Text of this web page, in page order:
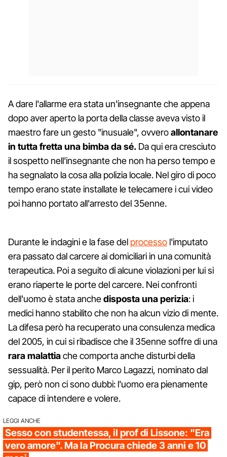
A dare l'allarme era stata un'insegnante che appena
dopo aver aperto la porta della classe aveva visto il
maestro fare un gesto "inusuale", ovveroallontanare
in tutta fretta una bimba da sé. Da qui era cresciuto
il sospetto nell'insegnante che non ha perso tempo e
ha segnalato la cosa alla polizia locale. Nel giro di poco
tempo erano state installate le telecamere i cui video
poi hanno portato all'arresto del 35enne.
Durante le indagini e la fase del processo l'imputato
era passato dal carcere ai domiciliari in una comunità
terapeutica. Poi a seguito di alcune violazioni per lui si
erano riaperte le porte del carcere. Nei confronti
dell'uomo è stata anchedisposta una perizia: i
medici hanno stabilito che non ha alcun vizio di mente.
La difesa però ha recuperato una consulenza medica
del 2005, in cui si ribadisce che il 35enne soffre di una
rara malattiache comporta anche disturbi della
sessualità. Per il perito Marco Lagazzi, nominato dal
gip, però non ci sono dubbi: l'uomo era pienamente
capace di intendere e volere.
LEGGI ANCHE
Sesso con studentessa, il prof di Lissone: "Era
vero amore". Ma la Procura chiede 3 anni e 10